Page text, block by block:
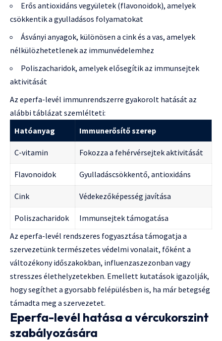
Erős antioxidáns vegyületek (flavonoidok), amelyek
csökkentik a gyulladásos folyamatokat
Ásványi anyagok, különösen a cink és a vas, amelyek
nélkülözhetetlenek az immunvédelemhez
Poliszacharidok, amelyek elősegítik az immunsejtek
aktivitását
Az eperfa-levél immunrendszerre gyakorolt hatását az
alábbi táblázat szemlélteti:
Hatóanyag
Immunerősítő szerep
C-vitamin Fokozza a fehérvérsejtek aktivitását
Flavonoidok Gyulladáscsökkentő, antioxidáns
Cink Védekezőképesség javítása
Poliszacharidok
Immunsejtek támogatása
Az eperfa-levél rendszeres fogyasztása támogatja a
szervezetünk természetes védelmi vonalait, főként a
változékony időszakokban, influenzaszezonban vagy
stresszes élethelyzetekben. Emellett kutatások igazolják,
hogy segíthet a gyorsabb felépülésben is, ha már betegség
támadta meg a szervezetet.
Eperfa-levél hatása a vércukorszint
szabályozására